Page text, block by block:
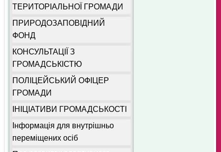
ТЕРИТОРІАЛЬНОЇ ГРОМАДИ
ПРИРОДОЗАПОВІДНИЙ
ФОНД
КОНСУЛЬТАЦІЇ З
ГРОМАДСЬКІСТЮ
ПОЛІЦЕЙСЬКИЙ ОФІЦЕР
ГРОМАДИ
ІНІЦІАТИВИ ГРОМАДСЬКОСТІ
Інформація для внутрішньо
переміщених осіб